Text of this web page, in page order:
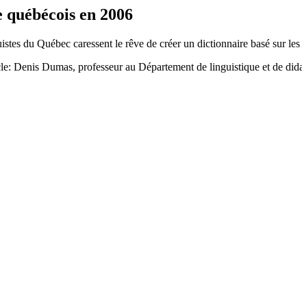
en 2006
du Québec caressent le rêve de créer un dictionnaire basé sur
Denis Dumas, professeur au Département de linguistique et de